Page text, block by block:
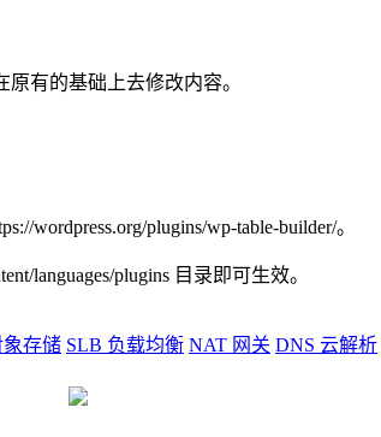
有的基础上去修改内容。
plugins/wp-table-builder/。
languages/plugins 目录即可生效。
象存储 SLB 负载均衡 NAT 网关 DNS 云解析